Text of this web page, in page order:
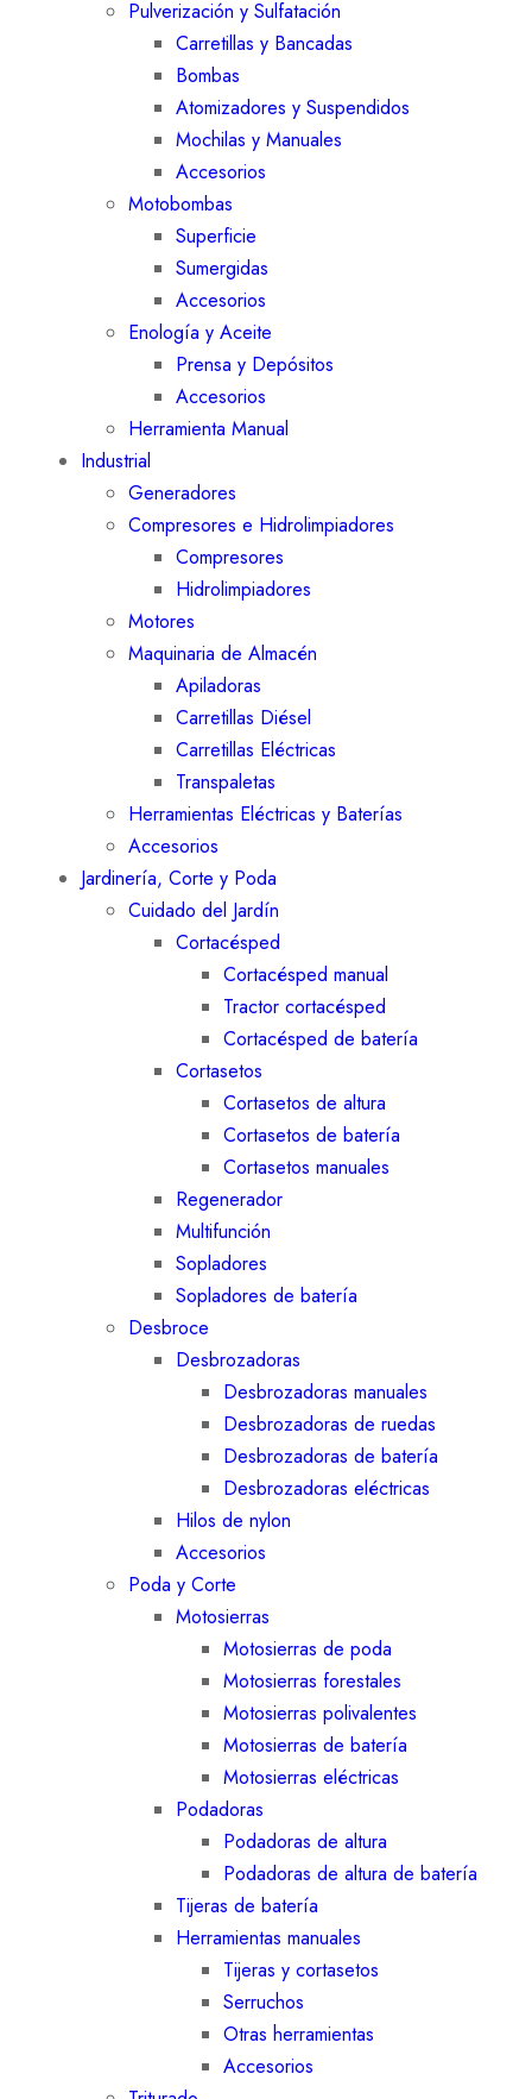
Pulverización y Sulfatación
Carretillas y Bancadas
Bombas
Atomizadores y Suspendidos
Mochilas y Manuales
Accesorios
Motobombas
Superficie
Sumergidas
Accesorios
Enología y Aceite
Prensa y Depósitos
Accesorios
Herramienta Manual
Industrial
Generadores
Compresores e Hidrolimpiadores
Compresores
Hidrolimpiadores
Motores
Maquinaria de Almacén
Apiladoras
Carretillas Diésel
Carretillas Eléctricas
Transpaletas
Herramientas Eléctricas y Baterías
Accesorios
Jardinería, Corte y Poda
Cuidado del Jardín
Cortacésped
Cortacésped manual
Tractor cortacésped
Cortacésped de batería
Cortasetos
Cortasetos de altura
Cortasetos de batería
Cortasetos manuales
Regenerador
Multifunción
Sopladores
Sopladores de batería
Desbroce
Desbrozadoras
Desbrozadoras manuales
Desbrozadoras de ruedas
Desbrozadoras de batería
Desbrozadoras eléctricas
Hilos de nylon
Accesorios
Poda y Corte
Motosierras
Motosierras de poda
Motosierras forestales
Motosierras polivalentes
Motosierras de batería
Motosierras eléctricas
Podadoras
Podadoras de altura
Podadoras de altura de batería
Tijeras de batería
Herramientas manuales
Tijeras y cortasetos
Serruchos
Otras herramientas
Accesorios